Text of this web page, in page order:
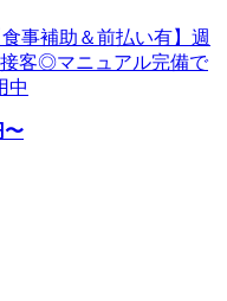
事補助＆前払い有】週
客◎マニュアル完備で
中
〜